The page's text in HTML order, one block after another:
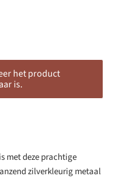
het product
is.
met deze prachtige
zilverkleurig metaal